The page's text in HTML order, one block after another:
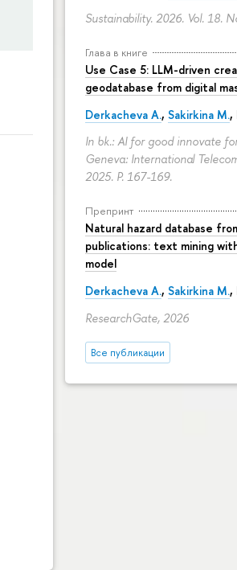
Sustainability. 2026. Vol. 18.
Глава в книге
Use Case 5: LLM-driven
geodatabase from digital
Derkacheva A., Sakirkina M.,
In bk.: AI for good innovate
Geneva: International
2025. P. 167-169.
Препринт
Natural hazard database
publications: text mining
model
Derkacheva A., Sakirkina M.,
ResearchGate, 2026
Все публикации